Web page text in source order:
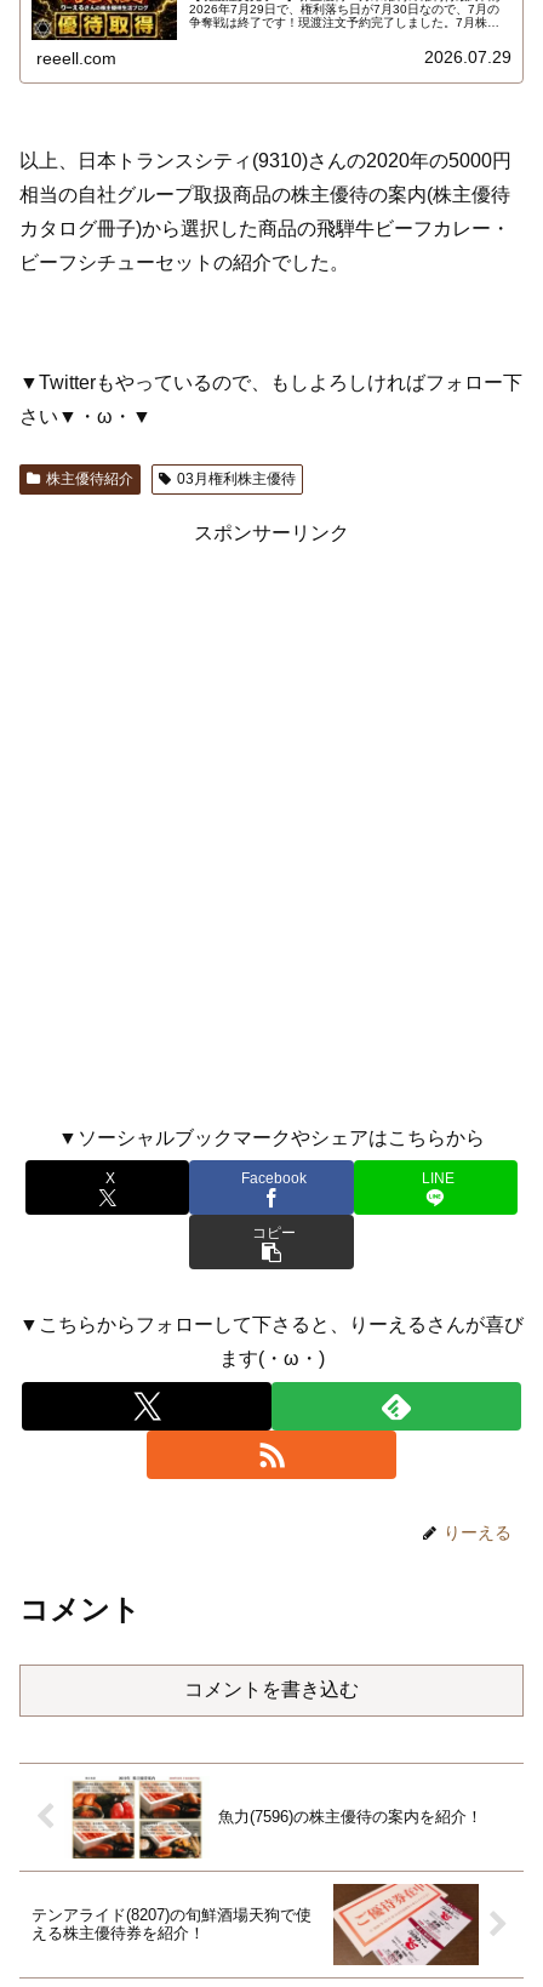
2026年7月29日で、権利落ち日が7月30日なので、7月の
争奪戦は終了です！現渡注文予約完了しました。7月株主
reeell.com 2026.07.29
以上、日本トランスシティ(9310)さんの2020年の5000円
相当の自社グループ取扱商品の株主優待の案内(株主優待
カタログ冊子)から選択した商品の飛騨牛ビーフカレー・
ビーフシチューセットの紹介でした。
▼Twitterもやっているので、もしよろしければフォロー下
さい▼・ω・▼
株主優待紹介 03月権利株主優待
スポンサーリンク
▼ソーシャルブックマークやシェアはこちらから
X Facebook LINE
コピー
▼こちらからフォローして下さると、りーえるさんが喜び
ます(・ω・)
りーえる
コメント
コメントを書き込む
魚力(7596)の株主優待の案内を紹介！
テンアライド(8207)の旬鮮酒場天狗で使
える株主優待券を紹介！